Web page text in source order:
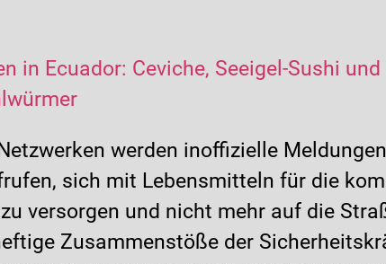
in Ecuador: Ceviche, Seeigel-Sushi und
werden inoffizielle
sich mit Lebensmitteln für die
versorgen und nicht mehr auf die
Zusammenstöße der